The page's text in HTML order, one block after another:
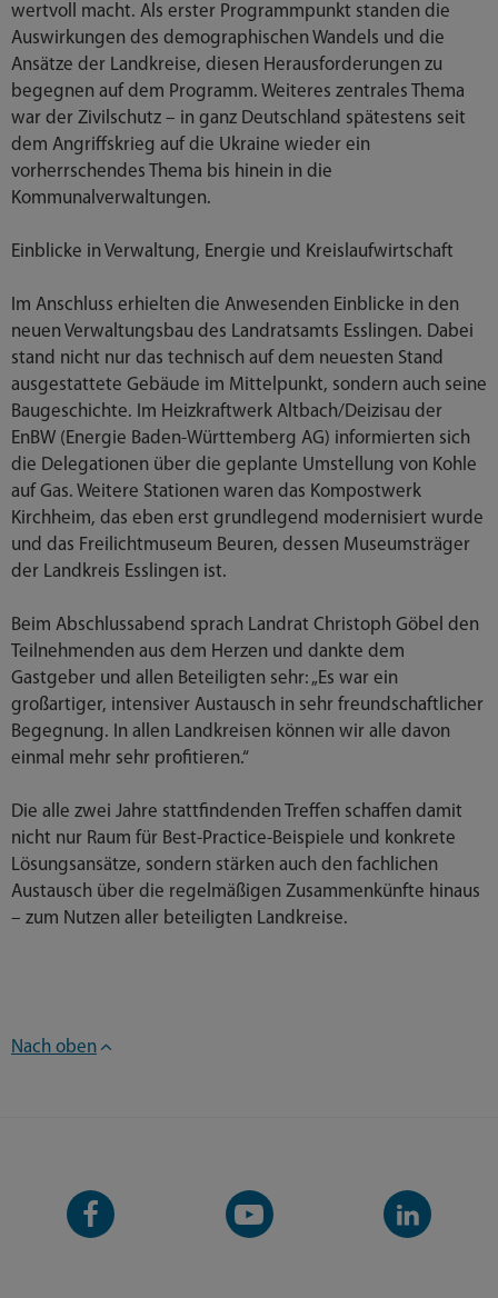
wertvoll macht. Als erster Programmpunkt standen die
Auswirkungen des demographischen Wandels und die
Ansätze der Landkreise, diesen Herausforderungen zu
begegnen auf dem Programm. Weiteres zentrales Thema
war der Zivilschutz – in ganz Deutschland spätestens seit
dem Angriffskrieg auf die Ukraine wieder ein
vorherrschendes Thema bis hinein in die
Kommunalverwaltungen.
Einblicke in Verwaltung, Energie und Kreislaufwirtschaft
Im Anschluss erhielten die Anwesenden Einblicke in den
neuen Verwaltungsbau des Landratsamts Esslingen. Dabei
stand nicht nur das technisch auf dem neuesten Stand
ausgestattete Gebäude im Mittelpunkt, sondern auch seine
Baugeschichte. Im Heizkraftwerk Altbach/Deizisau der
EnBW (Energie Baden-Württemberg AG) informierten sich
die Delegationen über die geplante Umstellung von Kohle
auf Gas. Weitere Stationen waren das Kompostwerk
Kirchheim, das eben erst grundlegend modernisiert wurde
und das Freilichtmuseum Beuren, dessen Museumsträger
der Landkreis Esslingen ist.
Beim Abschlussabend sprach Landrat Christoph Göbel den
Teilnehmenden aus dem Herzen und dankte dem
Gastgeber und allen Beteiligten sehr: „Es war ein
großartiger, intensiver Austausch in sehr freundschaftlicher
Begegnung. In allen Landkreisen können wir alle davon
einmal mehr sehr profitieren.“
Die alle zwei Jahre stattfindenden Treffen schaffen damit
nicht nur Raum für Best-Practice-Beispiele und konkrete
Lösungsansätze, sondern stärken auch den fachlichen
Austausch über die regelmäßigen Zusammenkünfte hinaus
– zum Nutzen aller beteiligten Landkreise.
Nach oben
Facebook-
Seite
YouTube-
Kanal
LinkedIn-
Kanal